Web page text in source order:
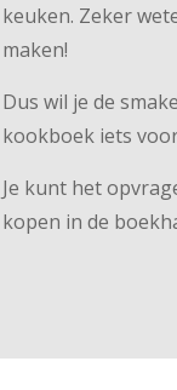
keuken. Zeker
maken!
Dus wil je de
kookboek iets
Je kunt het
kopen in de